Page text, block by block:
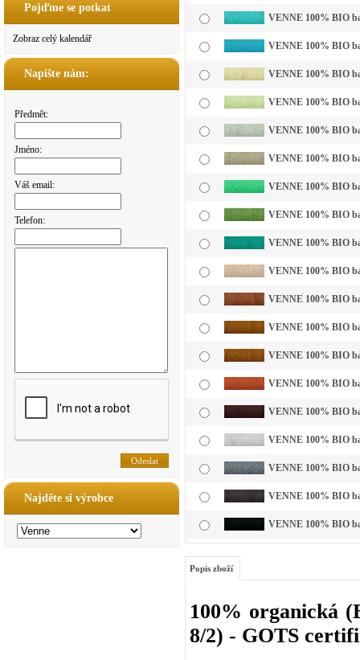
Pojďme se potkat
Zobraz celý kalendář
Napište nám:
Předmět:
Jméno:
Váš email:
Telefon:
Najděte si výrobce
VENNE 100% BIO
VENNE 100% BIO
VENNE 100% BIO
VENNE 100% BIO
VENNE 100% BIO
VENNE 100% BIO
VENNE 100% BIO
VENNE 100% BIO
VENNE 100% BIO
VENNE 100% BIO
VENNE 100% BIO
VENNE 100% BIO
VENNE 100% BIO
VENNE 100% BIO
VENNE 100% BIO
VENNE 100% BIO
VENNE 100% BIO
VENNE 100% BIO
VENNE 100% BIO
Popis zboží
100% organická
8/2) - GOTS